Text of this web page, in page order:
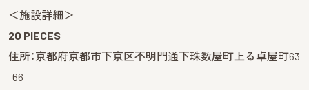
＜施設詳細＞
20 PIECES
住所：京都府京都市下京区不明門通下珠数屋町上る卓屋町63
-66